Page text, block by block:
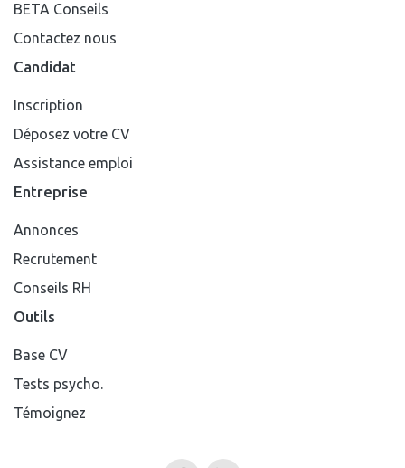
BETA Conseils
Contactez nous
Candidat
Inscription
Déposez votre CV
Assistance emploi
Entreprise
Annonces
Recrutement
Conseils RH
Outils
Base CV
Tests psycho.
Témoignez